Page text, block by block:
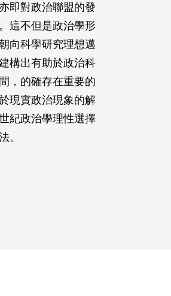
即對政治聯盟的發
這不但是政治學形
向科學研究理想邁
構出有助於政治科
，的確存在重要的
現實政治現象的解
紀政治學理性選擇
。